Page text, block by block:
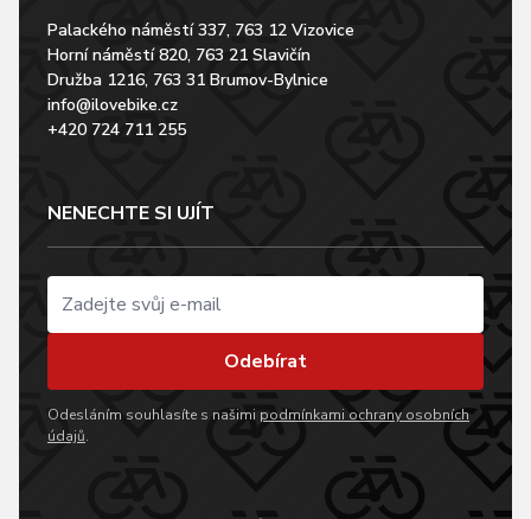
Palackého náměstí 337, 763 12 Vizovice
Horní náměstí 820, 763 21 Slavičín
Družba 1216, 763 31 Brumov-Bylnice
info@ilovebike.cz
+420 724 711 255
NENECHTE SI UJÍT
Odebírat
Odesláním souhlasíte s našimi podmínkami ochrany osobních
údajů.